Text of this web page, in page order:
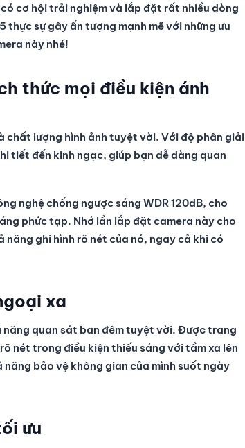
cơ hội trải nghiệm và lắp đặt rất nhiều dòng
sự gây ấn tượng mạnh mẽ với những ưu
này nhé!
thức mọi điều kiện ánh
lượng hình ảnh tuyệt vời. Với độ phân giải
tiết đến kinh ngạc, giúp bạn dễ dàng quan
nghệ chống ngược sáng WDR 120dB, cho
phức tạp. Nhớ lần lắp đặt camera này cho
ghi hình rõ nét của nó, ngay cả khi có
xa
quan sát ban đêm tuyệt vời. Được trang
nét trong điều kiện thiếu sáng với tầm xa lên
bảo vệ không gian của mình suốt ngày
ưu